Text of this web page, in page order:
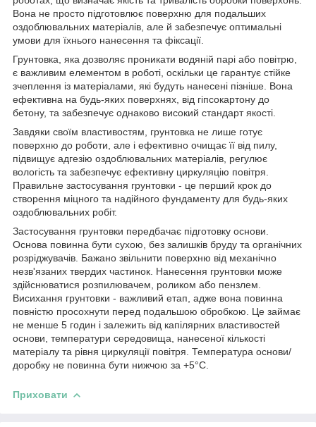
Вона не просто підготовлює поверхню для подальших
оздоблювальних матеріалів, але й забезпечує оптимальні
умови для їхнього нанесення та фіксації.
Грунтовка, яка дозволяє проникати водяній парі або повітрю,
є важливим елементом в роботі, оскільки це гарантує стійке
зчеплення із матеріалами, які будуть нанесені пізніше. Вона
ефективна на будь-яких поверхнях, від гіпсокартону до
бетону, та забезпечує однаково високий стандарт якості.
Завдяки своїм властивостям, грунтовка не лише готує
поверхню до роботи, але і ефективно очищає її від пилу,
підвищує адгезію оздоблювальних матеріалів, регулює
вологість та забезпечує ефективну циркуляцію повітря.
Правильне застосування грунтовки - це перший крок до
створення міцного та надійного фундаменту для будь-яких
оздоблювальних робіт.
Застосування грунтовки передбачає підготовку основи.
Основа повинна бути сухою, без залишків бруду та органічних
розріджувачів. Бажано звільнити поверхню від механічно
незв'язаних твердих частинок. Нанесення грунтовки може
здійснюватися розпилювачем, роликом або пензлем.
Висихання грунтовки - важливий етап, адже вона повинна
повністю просохнути перед подальшою обробкою. Це займає
не менше 5 годин і залежить від капілярних властивостей
основи, температури середовища, нанесеної кількості
матеріалу та рівня циркуляції повітря. Температура основи/
доробку не повинна бути нижчою за +5°С.
Приховати